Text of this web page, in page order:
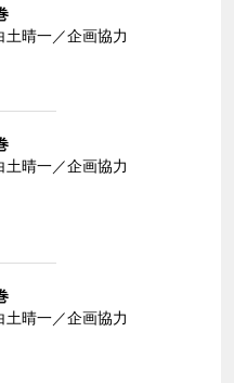
晴一／企画協力
晴一／企画協力
晴一／企画協力